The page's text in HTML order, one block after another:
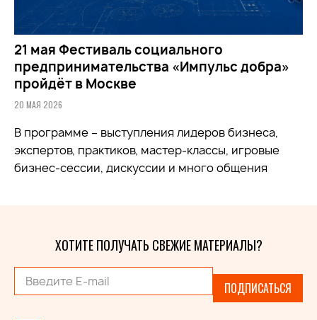
21 мая Фестиваль социального
предпринимательства «Импульс добра»
пройдёт в Москве
20 МАЯ 2026
В программе – выступления лидеров бизнеса,
экспертов, практиков, мастер-классы, игровые
бизнес-сессии, дискуссии и много общения
ХОТИТЕ ПОЛУЧАТЬ СВЕЖИЕ МАТЕРИАЛЫ?
ПОДПИСАТЬСЯ